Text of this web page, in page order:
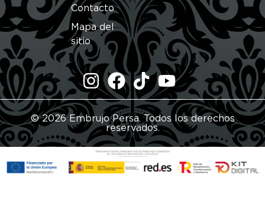
Contacto
Mapa del
sitio
© 2026 Embrujo Persa. Todos los derechos
reservados.